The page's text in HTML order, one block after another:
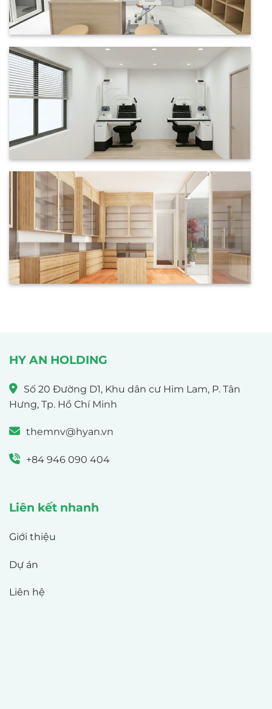
HY AN HOLDING
Số 20 Đường D1, Khu dân cư Him Lam, P. Tân
Hưng, Tp. Hồ Chí Minh
themnv@hyan.vn
+84 946 090 404
Liên kết nhanh
Giới thiệu
Dự án
Liên hệ